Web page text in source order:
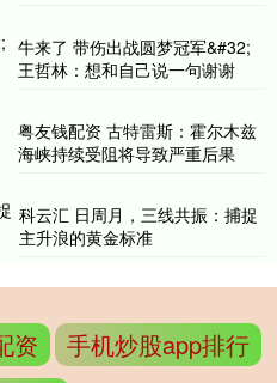
牛来了 带伤出战圆梦冠军&#32;
王哲林：想和自己说一句谢谢
粤友钱配资 古特雷斯：霍尔木兹
海峡持续受阻将导致严重后果
科云汇 日周月，三线共振：捕捉
主升浪的黄金标准
资
手机炒股app排行